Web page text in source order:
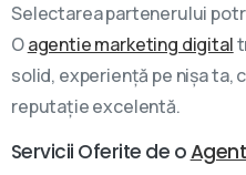
Selectarea partenerului
Oagentie marketing digital
solid, experiență pe nișa ta,
reputație excelentă.
Servicii Oferite de o